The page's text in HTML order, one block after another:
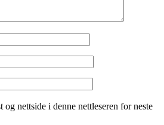
og nettside i denne nettleseren for neste